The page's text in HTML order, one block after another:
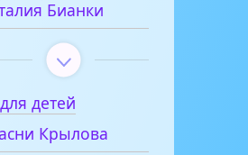
Бианки
детей
Крылова